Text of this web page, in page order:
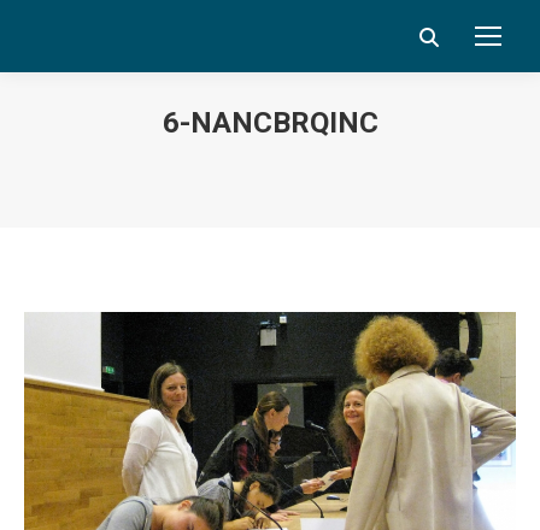
Search:
6-NANCBRQINC